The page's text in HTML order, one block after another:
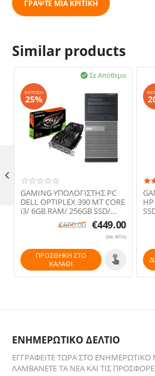
ΓΡΆΨΤΕ ΜΙΑ ΚΡΙΤΙΚΉ
Similar products
Σε Απόθεμα

ΈΚΠΤΩΣΗ
25%
GAMING ΥΠΟΛΟΓΙΣΤΗΣ PC
DELL OPTIPLEX 390 MT CORE
i3/ 6GB RAM/ 256GB SSD/
256GB HDD ΕΚΘΕΣΙΑΚΟ
(Refurbished)
€600.00 €449.00
(Με ΦΠΑ)
ΠΡΟΣΘΉΚΗ ΣΤΟ
ΚΑΛΆΘΙ

ΕΝΗΜΕΡΩΤΙΚΟ ΔΕΛΤΙΟ
ΕΓΓΡΑΦΕΊΤΕ ΤΏΡΑ ΣΤΟ ΕΝΗΜΕΡΩΤΙΚΌ
ΛΑΜΒΆΝΕΤΕ ΤΑ ΝΈΑ ΚΑΙ ΤΙΣ